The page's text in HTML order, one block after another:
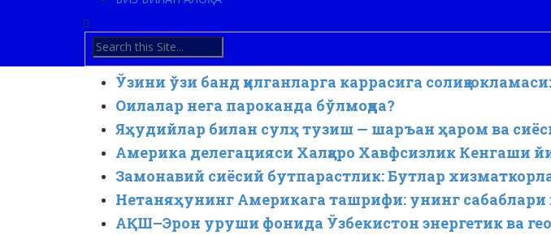
Ўзини ўзи банд қилганларга каррасига солиқ
Оилалар нега пароканда бўлмоқда?
Яҳудийлар билан сулҳ тузиш — шаръан ҳаром ва
Америка делегацияси Халқаро Хавфсизлик Кенгаши
Замонавий сиёсий бутпарастлик: Бутлар
Нетаняҳунинг Америкага ташрифи: унинг
АҚШ–Эрон уруши фонида Ўзбекистон энергетик ва